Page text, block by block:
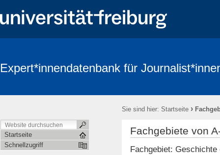
Expert*innendatenbank für
Sie sind hier: Startseite ›
Startseite
Schnellzugriff
Fachgebiete von
Fachgebiet: